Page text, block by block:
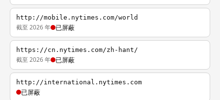
http://mobile.nytimes.com/world
截至 2026 年 已屏蔽
https://cn.nytimes.com/zh-hant/
截至 2026 年 已屏蔽
http://international.nytimes.com
已屏蔽